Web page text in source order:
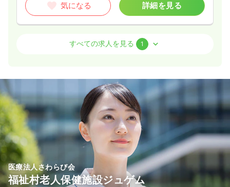
気になる 詳細を見る
正・准看護師
/月 賞与2回
時間 8:00～17:00
日曜休み
年間休日120日 月給26万円以上可
気になる 詳細を見る
すべての求人を見る 1
医療法人さわらび会
福祉村老人保健施設ジュゲム